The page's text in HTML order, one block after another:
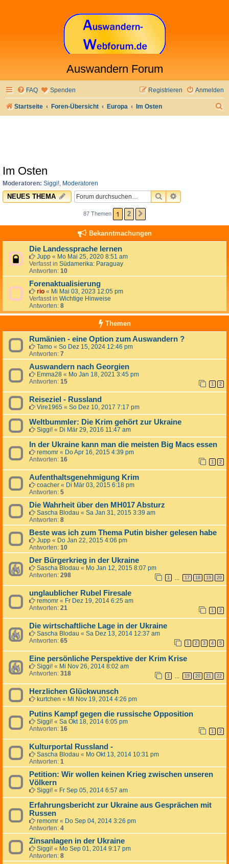
Auswandern Forum
FAQ Spenden Anmelden
Registrieren
Startseite Foren-Übersicht Europa Im Osten
Im Osten
Moderatoren: Siggi!, Moderatoren
NEUES THEMA SUCHEERWEITERTE
87 Themen 1 2
Bekanntmachungen
Die Landessprache lernen
Jupp « Mo Mai 25, 2020 8:51 am
Verfasst in Südamerika: Paraguay
Antworten: 10
Forenaktualisierung
rio « Mi Mai 03, 2023 12:05 pm
Verfasst in Wichtige Hinweise
Antworten: 8
Themen
Rumänien - eine Option zum Auswandern ?
Tamo « So Dez 15, 2024 12:46 pm
Antworten: 7
Auswandern nach Georgien
Emma28 « Mo Jan 18, 2021 3:45 pm
Antworten: 15 1 2
Reiseziel - Russland
Vire1965 « So Dez 10, 2017 7:17 pm
Weltbummler: Die Krim gehört zur Ukraine
Siggi! « Di Mär 29, 2016 11:47 am
In der Ukraine kann man die meisten Big Macs essen
remomr « Do Apr 16, 2015 4:39 pm
Antworten: 16 1 2
Aufenthaltsgenehmigung Krim
coacher « Di Mär 03, 2015 6:18 pm
Antworten: 5
Die Wahrheit über den MH017 Absturz
Sascha Blodau « Sa Jan 31, 2015 3:39 am
Antworten: 8
Beste was ich zum Thema Putin bisher gelesen habe
Jupp « Do Jan 22, 2015 4:06 pm
Antworten: 10
Der Bürgerkrieg in der Ukraine
Sascha Blodau « Mo Jan 12, 2015 8:07 pm
Antworten: 298 1 … 17 18 19 20
unglaublicher Rubel Firesale
remomr « Fr Dez 19, 2014 6:25 am
Antworten: 21 1 2
Die wirtschaftliche Lage in der Ukraine
Sascha Blodau « Sa Dez 13, 2014 12:37 am
Antworten: 65 1 2 3 4 5
Eine persönliche Perspektive der Krim Krise
Siggi! « Mi Nov 26, 2014 8:02 am
Antworten: 318 1 … 19 20 21 22
Herzlichen Glückwunsch
kurtchen « Mi Nov 19, 2014 4:26 pm
Putins Kampf gegen die russische Opposition
Siggi! « Sa Okt 18, 2014 6:05 pm
Antworten: 16 1 2
Kulturportal Russland -
Sascha Blodau « Mo Okt 13, 2014 10:31 pm
Antworten: 1
Petition: Wir wollen keinen Krieg zwischen unseren
Völkern
Siggi! « Fr Sep 05, 2014 6:57 am
Erfahrungsbericht zur Ukraine aus Gesprächen mit
Russen
remomr « Do Sep 04, 2014 3:26 pm
Antworten: 4
Zinsanlagen in der Ukraine
Siggi! « Mo Sep 01, 2014 9:17 pm
Antworten: 8